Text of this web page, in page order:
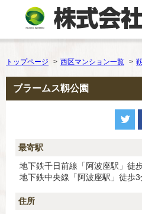
トップページ 西区マンション一覧
ブラームス靱公園
最寄駅
地下鉄千日前線「阿波座駅」徒
地下鉄中央線「阿波座駅」徒歩3
住所